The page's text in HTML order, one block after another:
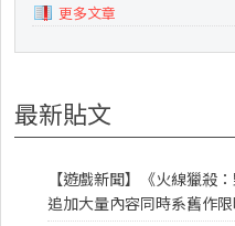
更多文章
最新貼文
【遊戲新聞】《火線獵殺
追加大量內容同時系舊作